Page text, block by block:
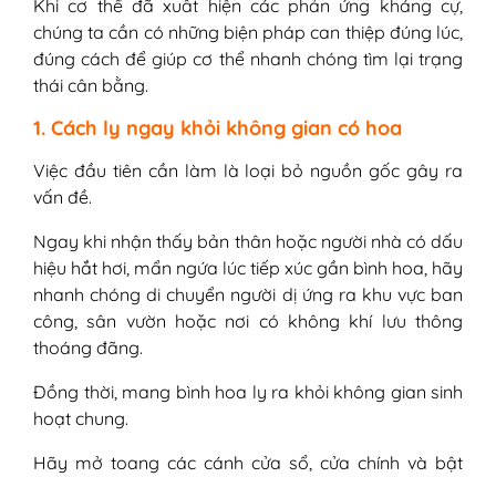
Khi cơ thể đã xuất hiện các phản ứng kháng cự,
chúng ta cần có những biện pháp can thiệp đúng lúc,
đúng cách để giúp cơ thể nhanh chóng tìm lại trạng
thái cân bằng.
1. Cách ly ngay khỏi không gian có hoa
Việc đầu tiên cần làm là loại bỏ nguồn gốc gây ra
vấn đề.
Ngay khi nhận thấy bản thân hoặc người nhà có dấu
hiệu hắt hơi, mẩn ngứa lúc tiếp xúc gần bình hoa, hãy
nhanh chóng di chuyển người dị ứng ra khu vực ban
công, sân vườn hoặc nơi có không khí lưu thông
thoáng đãng.
Đồng thời, mang bình hoa ly ra khỏi không gian sinh
hoạt chung.
Hãy mở toang các cánh cửa sổ, cửa chính và bật